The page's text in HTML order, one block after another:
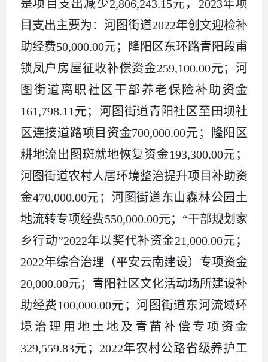
是项目支出减少2,806,243.15元，2023年项
目支出主要为：河图街道2022年创文迎检补
助经费50,000.00元；隆阳区东环路青阳段甫
锁凤户房屋征收补偿资金259,100.00元；河
图街道离职社区干部养老保险补助资金
161,798.11元；河图街道青阳社区至田坝社
区连接道路项目资金700,000.00元；隆阳区
耕地流出图斑就地恢复资金193,300.00元；
河图街道农村人居环境整治提升项目补助资
金470,000.00元；河图街道东山森林公园土
地流转专项经费550,000.00元；“干部规划家
乡行动”2022年以奖代补资金21,000.00元；
2022年综合治理（平安云南建设）专项资金
20,000.00元；青阳社区文化活动场所建设补
助经费100,000.00元；河图街道东河流域环
境治理用地土地及青苗补偿专项资金
329,559.83元；2022年农村公路省级养护工